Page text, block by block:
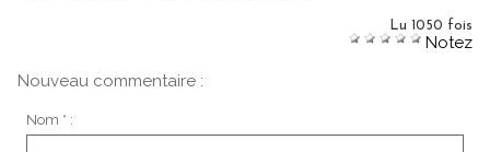
Lu 1050 fois
Notez
Nouveau commentaire :
Nom * :